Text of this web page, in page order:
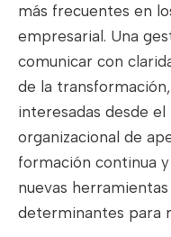
más frecuentes en
empresarial. Una
comunicar con
de la
interesadas desde
organizacional de
formación continua
nuevas
determinantes para